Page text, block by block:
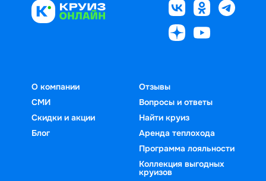
О компании
СМИ
Скидки и акции
Блог
Отзывы
Вопросы и ответы
Найти круиз
Аренда теплохода
Программа лояльности
Коллекция выгодных
круизов